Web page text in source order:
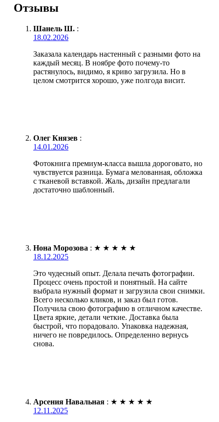
Отзывы
Шанель Ш. :
18.02.2026
Заказала календарь настенный с разными фото на
каждый месяц. В ноябре фото почему-то
растянулось, видимо, я криво загрузила. Но в
целом смотрится хорошо, уже полгода висит.
Олег Князев :
14.01.2026
Фотокнига премиум-класса вышла дороговато, но
чувствуется разница. Бумага мелованная, обложка
с тканевой вставкой. Жаль, дизайн предлагали
достаточно шаблонный.
Нона Морозова : ★ ★ ★ ★ ★
18.12.2025
Это чудесный опыт. Делала печать фотографии.
Процесс очень простой и понятный. На сайте
выбрала нужный формат и загрузила свои снимки.
Всего несколько кликов, и заказ был готов.
Получила свою фотографию в отличном качестве.
Цвета яркие, детали четкие. Доставка была
быстрой, что порадовало. Упаковка надежная,
ничего не повредилось. Определенно вернусь
снова.
Арсения Навальная : ★ ★ ★ ★ ★
12.11.2025